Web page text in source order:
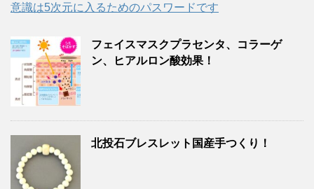
意識は5次元に入るためのパスワードです
フェイスマスクプラセンタ、コラーゲ
ン、ヒアルロン酸効果！
北投石ブレスレット国産手つくり！